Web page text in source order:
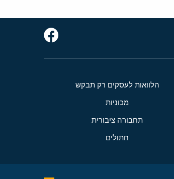
הלוואות לעסקים רק תבקש
מכוניות
תחבורה ציבורית
חתולים